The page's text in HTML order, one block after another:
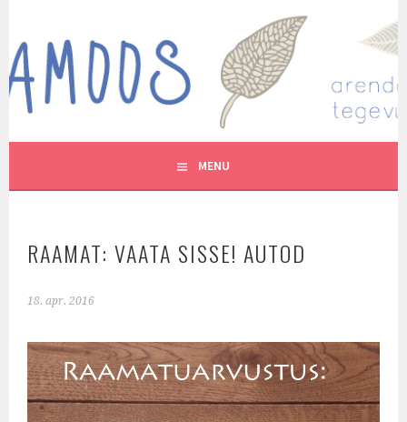
content
MUTUKAMOOS
ARENDAVAID TEGEVUSI LASTEGA
MENU
RAAMAT: VAATA SISSE! AUTOD
18. apr. 2016